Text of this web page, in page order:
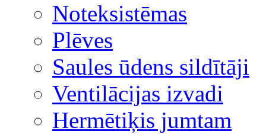
Noteksistēmas
Plēves
Saules ūdens sildītāji
Ventilācijas izvadi
Hermētiķis jumtam